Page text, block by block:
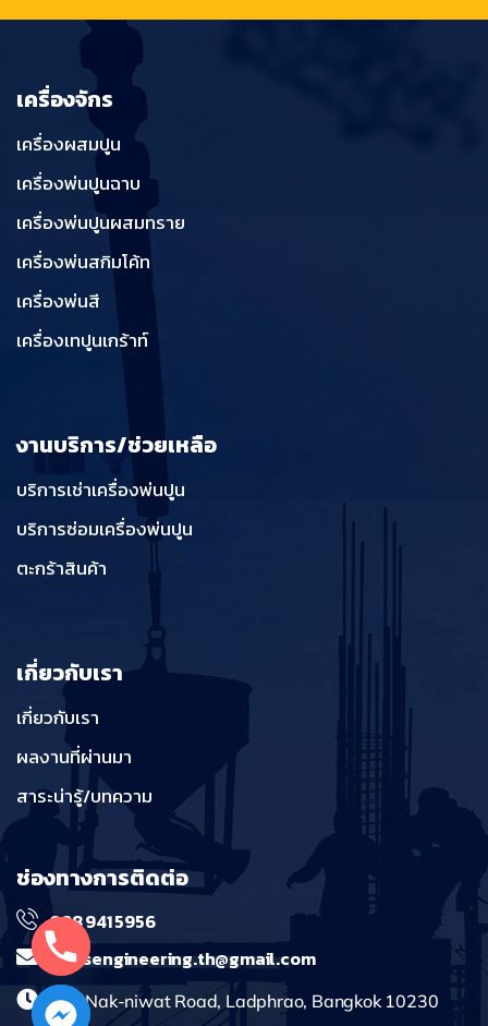
เครื่องจักร
เครื่องผสมปูน
เครื่องพ่นปูนฉาบ
เครื่องพ่นปูนผสมทราย
เครื่องพ่นสกิมโค้ท
เครื่องพ่นสี
เครื่องเทปูนเกร้าท์
งานบริการ/ช่วยเหลือ
บริการเช่าเครื่องพ่นปูน
บริการซ่อมเครื่องพ่นปูน
ตะกร้าสินค้า
เกี่ยวกับเรา
เกี่ยวกับเรา
ผลงานที่ผ่านมา
สาระน่ารู้/บทความ
ช่องทางการติดต่อ
098 941 5956
massengineering.th@gmail.com
241 Nak-niwat Road, Ladphrao, Bangkok 10230